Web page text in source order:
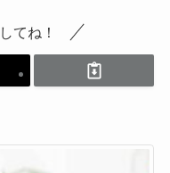
てね！